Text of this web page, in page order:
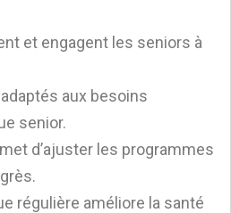
et engagent les seniors à
aux besoins
senior.
d’ajuster les programmes
régulière améliore la santé